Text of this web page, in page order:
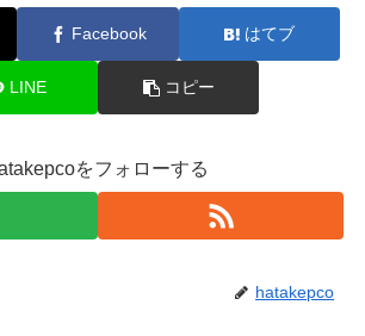
Facebook はてブ
LINE コピー
をフォローする
hatakepco